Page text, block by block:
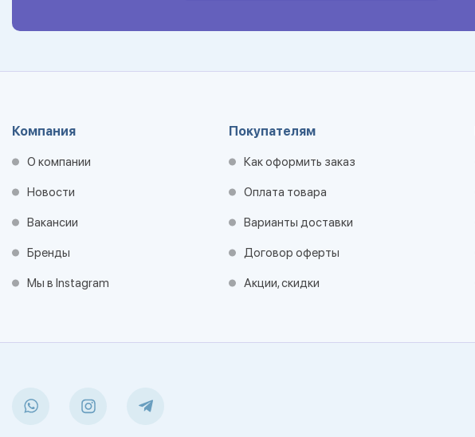
Компания
О компании
Новости
Вакансии
Бренды
Мы в Instagram
Покупателям
Как оформить заказ
Оплата товара
Варианты доставки
Договор оферты
Акции, скидки